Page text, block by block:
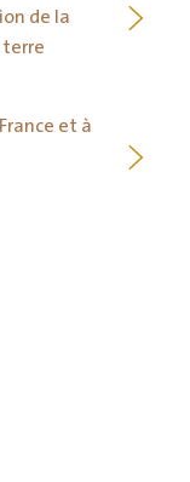
de la
et à